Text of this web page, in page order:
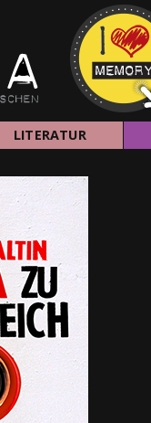
LITERATUR